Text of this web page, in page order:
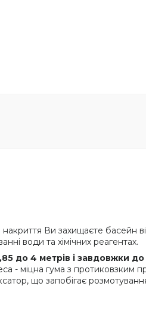
Ви захищаєте басейн
води та хімічних реагентах.
до 4 метрів і завдовжки до
- міцна гума з протиковзким
що запобігає